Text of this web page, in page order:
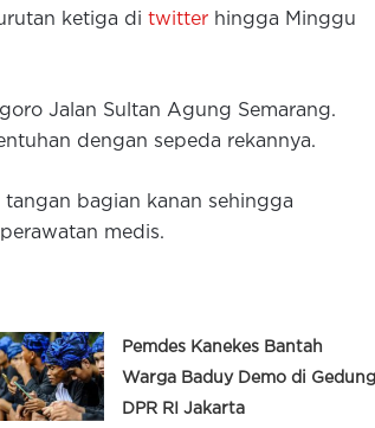
ketiga di twitter hingga Minggu
Jalan Sultan Agung Semarang.
dengan sepeda rekannya.
bagian kanan sehingga
medis.
Pemdes Kanekes Bantah
Warga Baduy Demo di Gedung
DPR RI Jakarta